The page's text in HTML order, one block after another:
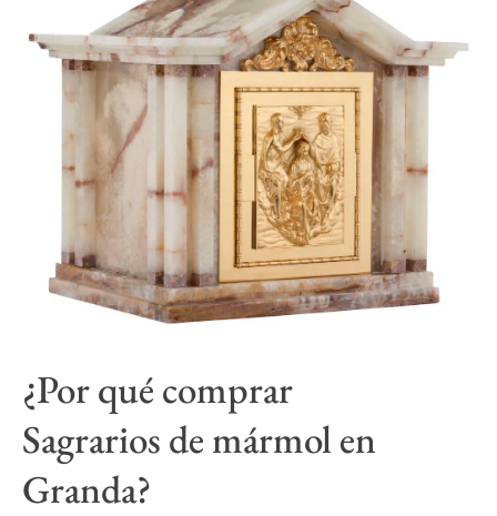
¿Por qué comprar
Sagrarios de mármolen
Granda?